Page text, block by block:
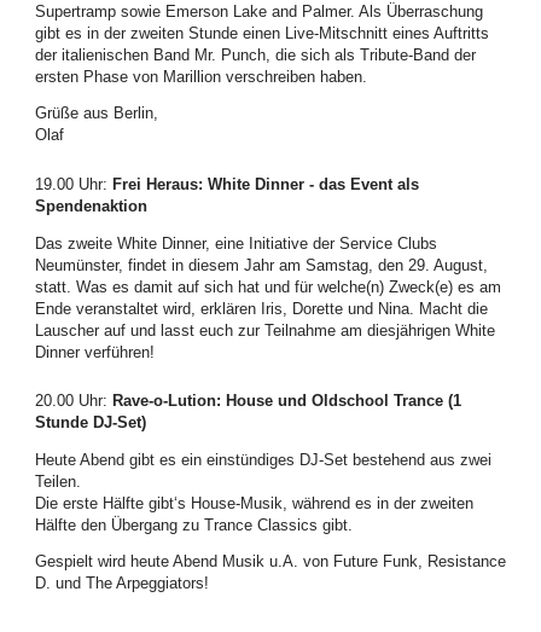
Supertramp sowie Emerson Lake and Palmer. Als Überraschung
gibt es in der zweiten Stunde einen Live-Mitschnitt eines Auftritts
der italienischen Band Mr. Punch, die sich als Tribute-Band der
ersten Phase von Marillion verschreiben haben.
Grüße aus Berlin,
Olaf
19.00 Uhr: Frei Heraus: White Dinner - das Event als
Spendenaktion
Das zweite White Dinner, eine Initiative der Service Clubs
Neumünster, findet in diesem Jahr am Samstag, den 29. August,
statt. Was es damit auf sich hat und für welche(n) Zweck(e) es am
Ende veranstaltet wird, erklären Iris, Dorette und Nina. Macht die
Lauscher auf und lasst euch zur Teilnahme am diesjährigen White
Dinner verführen!
20.00 Uhr: Rave-o-Lution: House und Oldschool Trance (1
Stunde DJ-Set)
Heute Abend gibt es ein einstündiges DJ-Set bestehend aus zwei
Teilen.
Die erste Hälfte gibt‘s House-Musik, während es in der zweiten
Hälfte den Übergang zu Trance Classics gibt.
Gespielt wird heute Abend Musik u.A. von Future Funk, Resistance
D. und The Arpeggiators!